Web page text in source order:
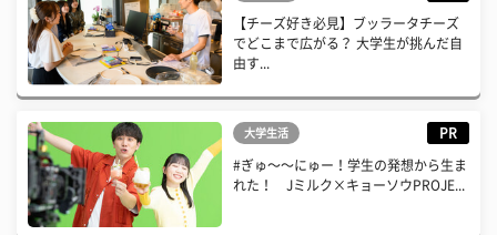
【チーズ好き必見】ブッラータチーズ
でどこまで広がる？ 大学生が挑んだ自
由す...
大学生活 PR
#ぎゅ〜〜にゅー！学生の発想から生ま
れた！ Jミルク×キョーソウPROJE...